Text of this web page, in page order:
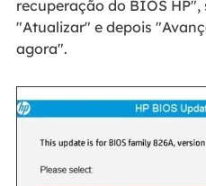
recuperação do BIOS
"Atualizar" e depois
agora".